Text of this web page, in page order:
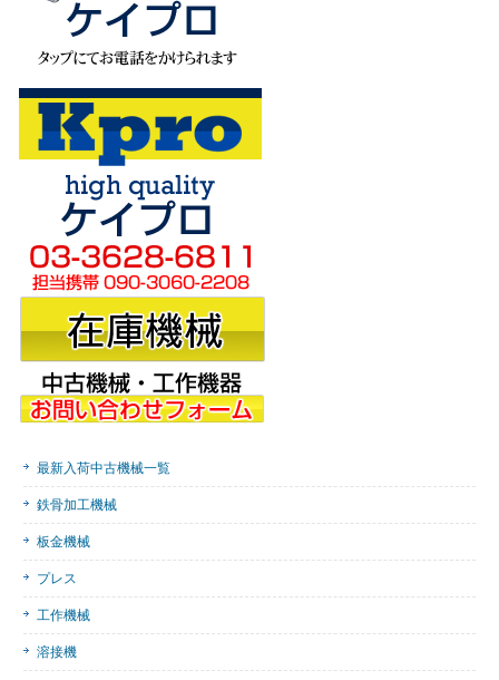
最新入荷中古機械一覧
鉄骨加工機械
板金機械
プレス
工作機械
溶接機